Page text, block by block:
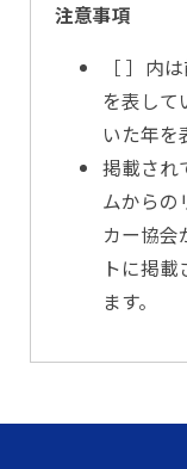
注意事項
［ ］内
を表して
いた年を
掲載され
ムからの
カー協会
トに掲
ます。